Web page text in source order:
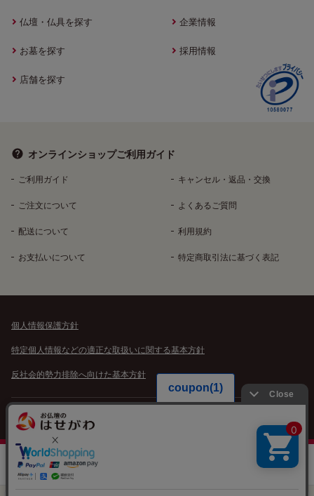
仏壇・仏具を探す
お墓を探す
店舗を探す
企業情報
採用情報
オンラインショップご利用ガイド
ご利用ガイド
ご注文について
配送について
お支払いについて
キャンセル・返品・交換
よくあるご質問
利用規約
特定商取引法に基づく表記
個人情報保護方針
特定個人情報などの適正な取扱いに関する基本方針
反社会的勢力排除へ向けた基本方針
Copyright©️ HASEGAWA Co.Ltd. All rights reserved.